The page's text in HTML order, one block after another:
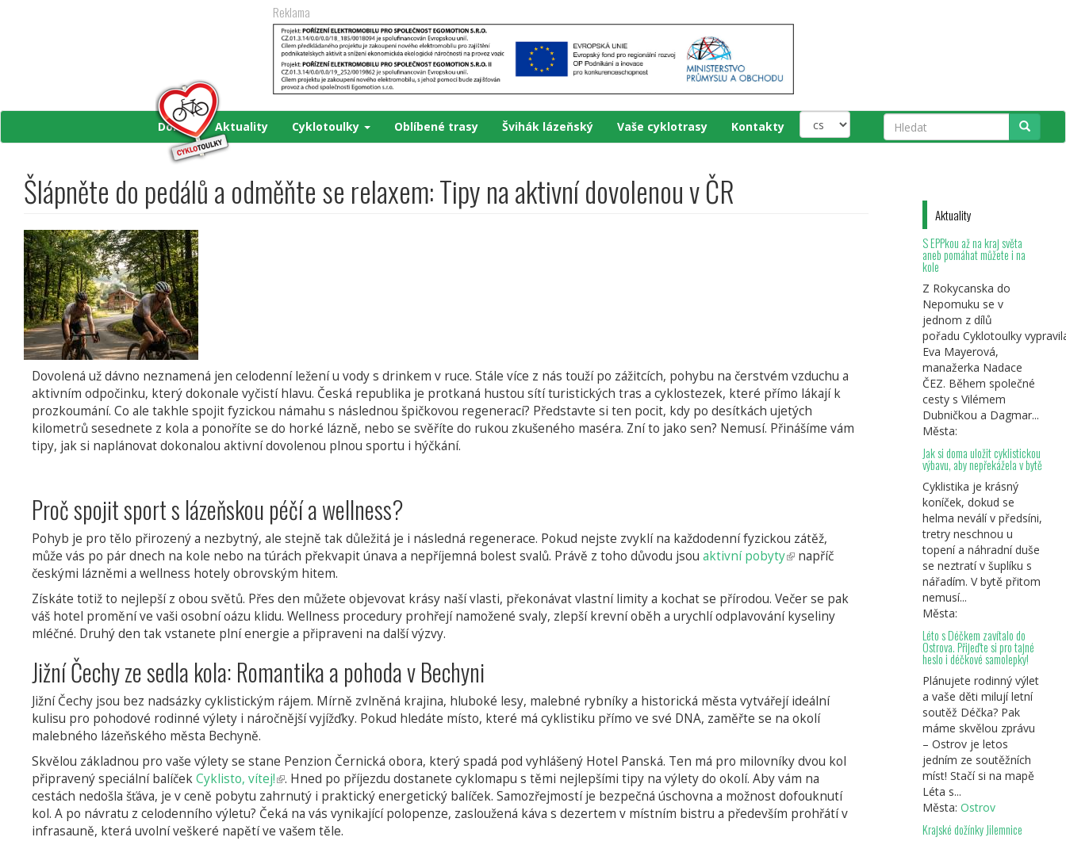
Reklama
Domů Aktuality Cyklotoulky Oblíbené trasy Švihák lázeňský Vaše cyklotrasy
Kontakty
Hledat
Šlápněte do pedálů a odměňte se relaxem: Tipy na aktivní dovolenou v ČR
Dovolená už dávno neznamená jen celodenní ležení u vody s drinkem v ruce. Stále více z nás touží po zážitcích, pohybu na čerstvém vzduchu a
aktivním odpočinku, který dokonale vyčistí hlavu. Česká republika je protkaná hustou sítí turistických tras a cyklostezek, které přímo lákají k
prozkoumání. Co ale takhle spojit fyzickou námahu s následnou špičkovou regenerací? Představte si ten pocit, kdy po desítkách ujetých
kilometrů sesednete z kola a ponoříte se do horké lázně, nebo se svěříte do rukou zkušeného maséra. Zní to jako sen? Nemusí. Přinášíme vám
tipy, jak si naplánovat dokonalou aktivní dovolenou plnou sportu i hýčkání.
Proč spojit sport s lázeňskou péčí a wellness?
Pohyb je pro tělo přirozený a nezbytný, ale stejně tak důležitá je i následná regenerace. Pokud nejste zvyklí na každodenní fyzickou zátěž,
může vás po pár dnech na kole nebo na túrách překvapit únava a nepříjemná bolest svalů. Právě z toho důvodu jsou aktivní pobyty(odkaz
externí)
napříč
českými lázněmi a wellness hotely obrovským hitem.
Získáte totiž to nejlepší z obou světů. Přes den můžete objevovat krásy naší vlasti, překonávat vlastní limity a kochat se přírodou. Večer se pak
váš hotel promění ve vaši osobní oázu klidu. Wellness procedury prohřejí namožené svaly, zlepší krevní oběh a urychlí odplavování kyseliny
mléčné. Druhý den tak vstanete plní energie a připraveni na další výzvy.
Jižní Čechy ze sedla kola: Romantika a pohoda v Bechyni
Jižní Čechy jsou bez nadsázky cyklistickým rájem. Mírně zvlněná krajina, hluboké lesy, malebné rybníky a historická města vytvářejí ideální
kulisu pro pohodové rodinné výlety i náročnější vyjížďky. Pokud hledáte místo, které má cyklistiku přímo ve své DNA, zaměřte se na okolí
malebného lázeňského města Bechyně.
Skvělou základnou pro vaše výlety se stane Penzion Černická obora, který spadá pod vyhlášený Hotel Panská. Ten má pro milovníky dvou kol
připravený speciální balíčekCyklisto, vítej!(odkaz
je
externí)
. Hned po příjezdu dostanete cyklomapu s těmi nejlepšími tipy na výlety do okolí. Aby vám na
cestách nedošla šťáva, je v ceně pobytu zahrnutý i praktický energetický balíček. Samozřejmostí je bezpečná úschovna a možnost dofouknutí
kol. A po návratu z celodenního výletu? Čeká na vás vynikající polopenze, zasloužená káva s dezertem v místním bistru a především prohřátí v
infrasauně, která uvolní veškeré napětí ve vašem těle.
Aktuality
S EPPkou až na kraj světa
aneb pomáhat můžete i na
kole
Z Rokycanska do
Nepomuku se v
jednom z dílů
pořadu Cyklotoulky
Eva Mayerová,
manažerka Nadace
ČEZ. Během společné
cesty s Vilémem
Dubničkou a Dagmar...
Města:
Jak si doma uložit cyklistickou
výbavu, aby nepřekážela v bytě
Cyklistika je krásný
koníček, dokud se
helma neválí v předsíni,
tretry neschnou u
topení a náhradní duše
se neztratí v šuplíku s
nářadím. V bytě přitom
nemusí...
Města:
Léto s Déčkem zavítalo do
Ostrova. Přijeďte si pro tajné
heslo i déčkové samolepky!
Plánujete rodinný výlet
a vaše děti milují letní
soutěž Déčka? Pak
máme skvělou zprávu
– Ostrov je letos
jedním ze soutěžních
míst! Stačí si na mapě
Léta s...
Města: Ostrov
Krajské dožínky Jilemnice